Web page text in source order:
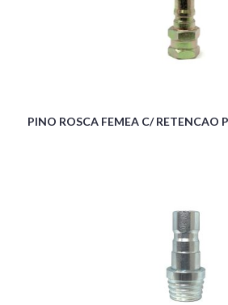
PINO ROSCA FEMEA C/ RETENCAO